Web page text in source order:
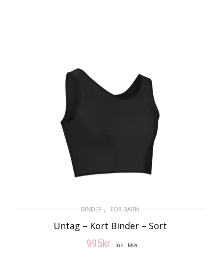
BINDER , FOR BARN
Untag – Kort Binder – Sort
995kr inkl. Mva